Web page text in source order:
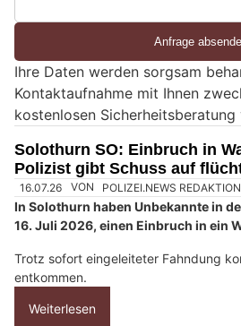
e
i
n
M
e
n
s
c
?
D
a
Ihre Daten werden sorgsam
Kontaktaufnahme mit Ihnen
kostenlosen Sicherheitsberatung
Solothurn SO: Einbruch in
Polizist gibt Schuss auf